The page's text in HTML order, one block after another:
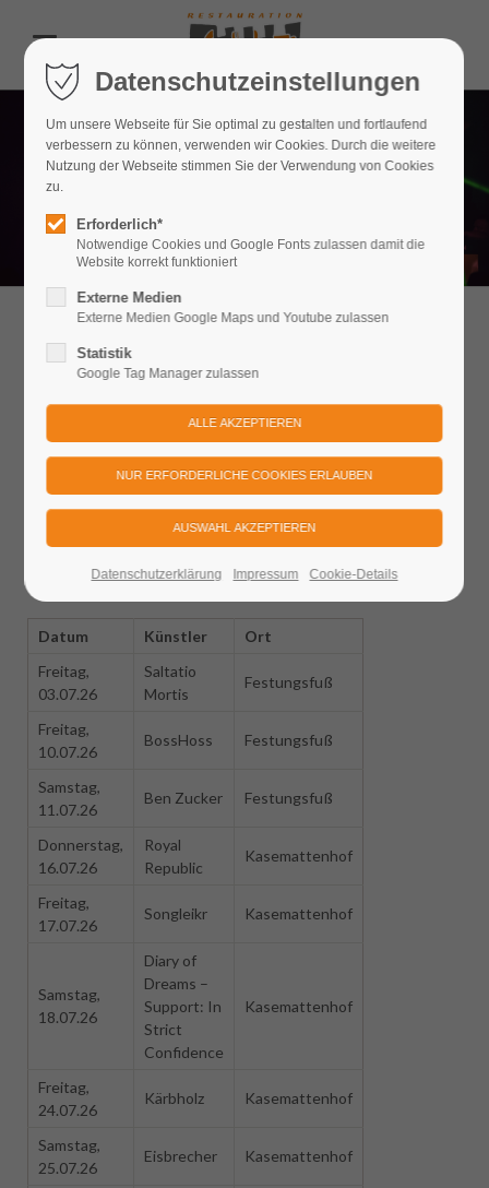
Datenschutzeinstellungen
Um unsere Webseite für Sie optimal zu gestalten und fortlaufend
verbessern zu können, verwenden wir Cookies. Durch die weitere
Nutzung der Webseite stimmen Sie der Verwendung von Cookies
zu.
Erforderlich*
Notwendige Cookies und Google Fonts zulassen damit die
Website korrekt funktioniert
Externe Medien
Externe Medien Google Maps und Youtube zulassen
Statistik
Google Tag Manager zulassen
Datenschutzerklärung Impressum Cookie-Details
Das einzigartige Zusammenspiel von moderner Musik und
historischem Ambiente ist es wohl, welches die
Konzertbesucher auf der Festung Königstein so fasziniert. Bei
Livemusik unter freiem Himmel in luftigen Höhen über der Elbe
wird getanzt, gefeiert und gerockt bis das Elbtal wackelt.
Rocken Sie mit!
Datum Künstler
Ort
Freitag,
03.07.26
Saltatio
Mortis
Festungsfuß
Freitag,
10.07.26
BossHoss Festungsfuß
Samstag,
11.07.26
Ben Zucker Festungsfuß
Donnerstag,
16.07.26
Royal
Republic
Kasemattenhof
Freitag,
17.07.26
Songleikr Kasemattenhof
Samstag,
18.07.26
Diary of
Dreams –
Support: In
Strict
Confidence
Kasemattenhof
Freitag,
24.07.26
Kärbholz Kasemattenhof
Samstag,
25.07.26
Eisbrecher Kasemattenhof